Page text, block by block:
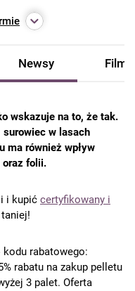
Newsy Filmy
wskazuje na to, że tak.
surowiec w lasach
ma również wpływ
oraz folii.
i kupić certyfikowany i
rabatowego:
rabatu na zakup pelletu
3 palet. Oferta